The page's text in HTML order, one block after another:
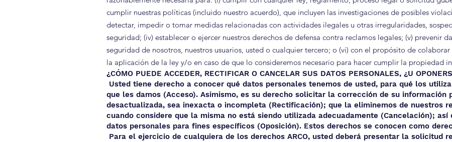
cumplir nuestras políticas (incluido nuestro acuerdo), que incluyen las investigaciones de posibles
detectar, impedir o tomar medidas relacionadas con actividades ilegales u otras irregularidades,
seguridad; (iv) establecer o ejercer nuestros derechos de defensa contra reclamos legales; (v) prevenir
seguridad de nosotros, nuestros usuarios, usted o cualquier tercero; o (vi) con el propósito de
la aplicación de la ley y/o en caso de que lo consideremos necesario para hacer cumplir la propiedad
¿CÓMO PUEDE ACCEDER, RECTIFICAR O CANCELAR SUS DATOS PERSONALES, ¿U
Usted tiene derecho a conocer qué datos personales tenemos de usted, para qué los
que les damos (Acceso). Asimismo, es su derecho solicitar la corrección de su información
desactualizada, sea inexacta o incompleta (Rectificación); que la eliminemos de nuestros
cuando considere que la misma no está siendo utilizada adecuadamente (Cancelación); así
datos personales para fines específicos (Oposición). Estos derechos se conocen como
Para el ejercicio de cualquiera de los derechos ARCO, usted deberá presentar la solicitud